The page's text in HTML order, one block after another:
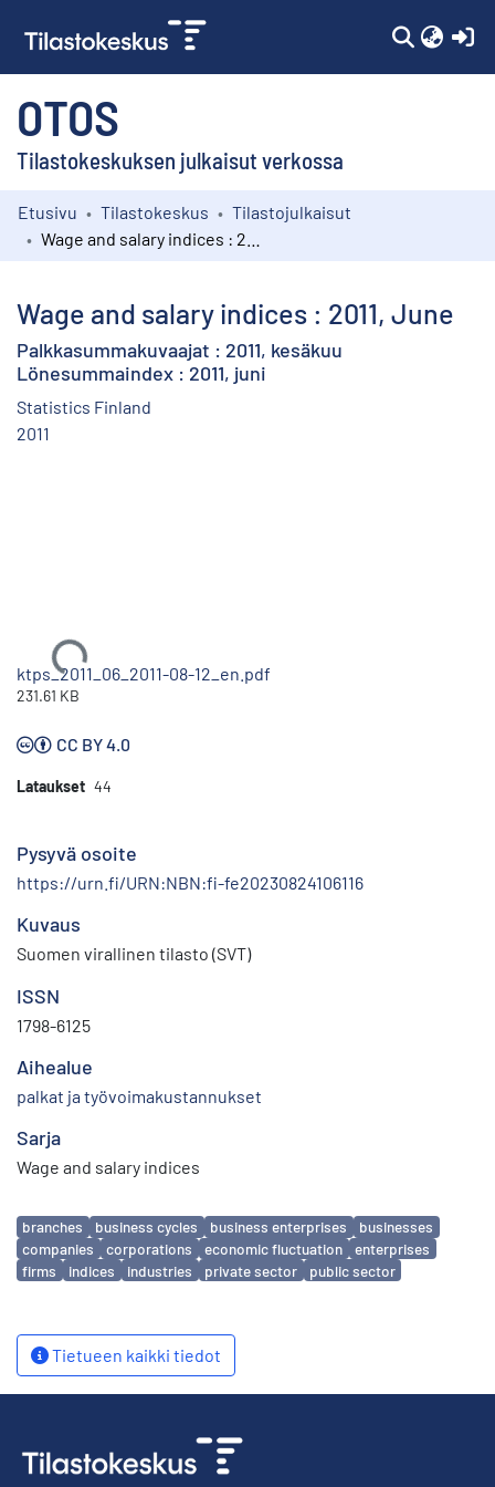
OTOS
Tilastokeskuksen julkaisut verkossa
Kokoelmat
Etusivu Tilastokeskus
Tilastojulkaisut
Wage and salary indices : 2011, June
Palkkasummakuvaajat : 2011, kesäkuu
Lönesummaindex : 2011, juni
Statistics Finland
2011
Ladataan...
ktps_2011_06_2011-08-12_en.pdf
231.61 KB
CC BY 4.0
Lataukset 44
Pysyvä osoite
https://urn.fi/URN:NBN:fi-fe20230824106116
Kuvaus
Suomen virallinen tilasto (SVT)
ISSN
1798-6125
Aihealue
palkat ja työvoimakustannukset
Sarja
Wage and salary indices
Avainsanat
branches business cycles business enterprises
businesses
companies
corporations economic fluctuation
enterprises
firms
indices industries private sector public sector
Tietueen kaikki tiedot